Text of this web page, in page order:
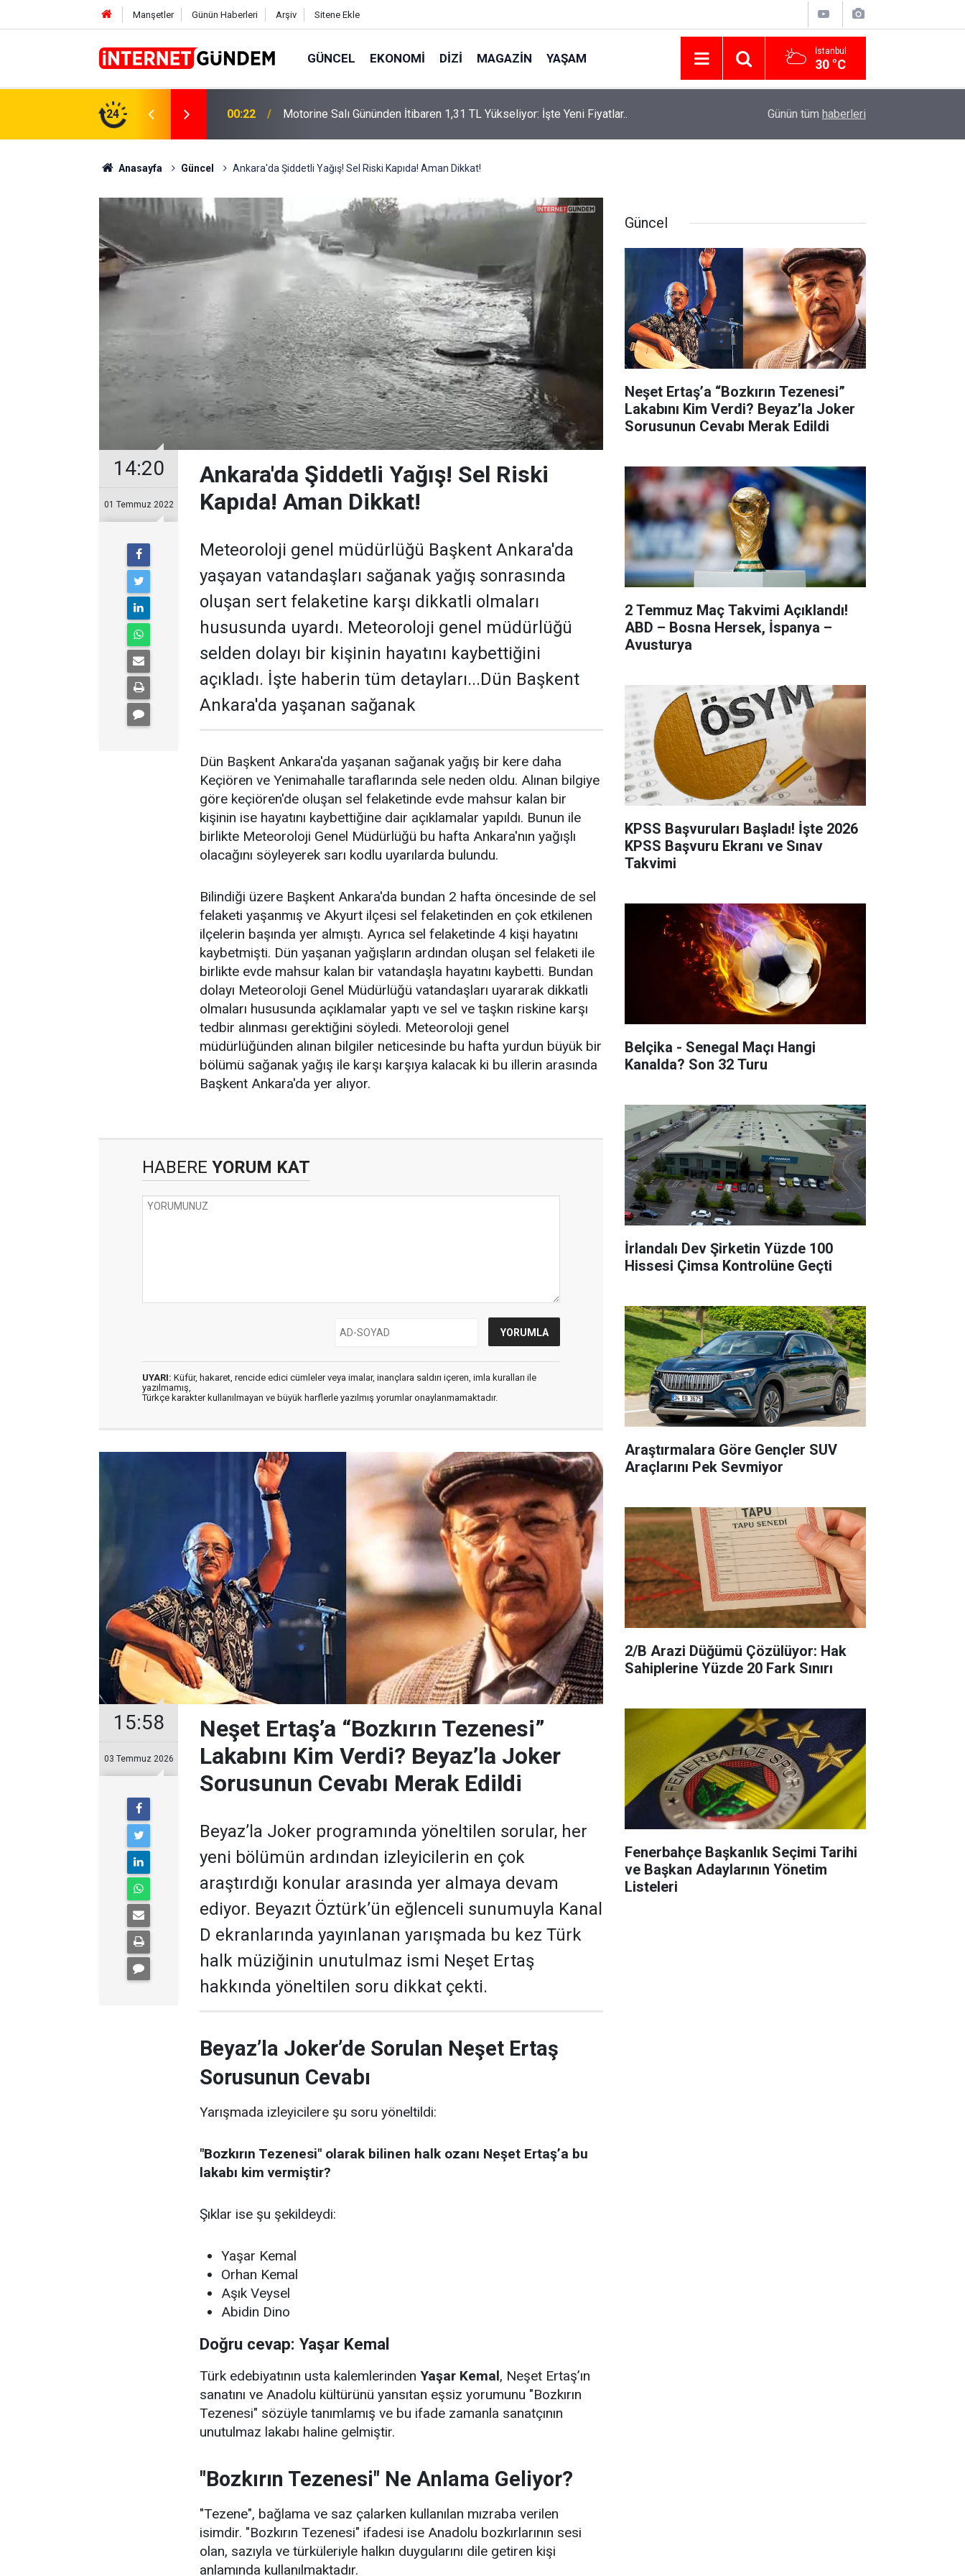
Manşetler Günün Haberleri Arşiv Sitene Ekle
GÜNCEL EKONOMI DIZI MAGAZIN YAŞAM İstanbul
30 °C
24
TL Yükseliyor: İşte Yeni Fiyatlar.. 15:58
Neşet Ertaş’a “Bozkırın Tezenesi” Lakabını Kim Verdi? Beyaz’la Joker
Sorusunun Cevabı Merak Edildi
Günün tüm haberleri
Anasayfa Güncel Ankara'da Şiddetli Yağış! Sel Riski Kapıda! Aman Dikkat!
14:20
01 Temmuz 2022
Ankara'da Şiddetli Yağış! Sel Riski
Kapıda! Aman Dikkat!
Meteoroloji genel müdürlüğü Başkent Ankara'da
yaşayan vatandaşları sağanak yağış sonrasında
oluşan sert felaketine karşı dikkatli olmaları
hususunda uyardı. Meteoroloji genel müdürlüğü
selden dolayı bir kişinin hayatını kaybettiğini
açıkladı. İşte haberin tüm detayları...Dün Başkent
Ankara'da yaşanan sağanak
Dün Başkent Ankara'da yaşanan sağanak yağış bir kere daha
Keçiören ve Yenimahalle taraflarında sele neden oldu. Alınan bilgiye
göre keçiören'de oluşan sel felaketinde evde mahsur kalan bir
kişinin ise hayatını kaybettiğine dair açıklamalar yapıldı. Bunun ile
birlikte Meteoroloji Genel Müdürlüğü bu hafta Ankara'nın yağışlı
olacağını söyleyerek sarı kodlu uyarılarda bulundu.
Bilindiği üzere Başkent Ankara'da bundan 2 hafta öncesinde de sel
felaketi yaşanmış ve Akyurt ilçesi sel felaketinden en çok etkilenen
ilçelerin başında yer almıştı. Ayrıca sel felaketinde 4 kişi hayatını
kaybetmişti. Dün yaşanan yağışların ardından oluşan sel felaketi ile
birlikte evde mahsur kalan bir vatandaşla hayatını kaybetti. Bundan
dolayı Meteoroloji Genel Müdürlüğü vatandaşları uyararak dikkatli
olmaları hususunda açıklamalar yaptı ve sel ve taşkın riskine karşı
tedbir alınması gerektiğini söyledi. Meteoroloji genel
müdürlüğünden alınan bilgiler neticesinde bu hafta yurdun büyük bir
bölümü sağanak yağış ile karşı karşıya kalacak ki bu illerin arasında
Başkent Ankara'da yer alıyor.
HABERE YORUM KAT
UYARI: Küfür, hakaret, rencide edici cümleler veya imalar, inançlara saldırı içeren, imla kuralları ile
yazılmamış,
Türkçe karakter kullanılmayan ve büyük harflerle yazılmış yorumlar onaylanmamaktadır.
15:58
03 Temmuz 2026
Neşet Ertaş’a “Bozkırın Tezenesi”
Lakabını Kim Verdi? Beyaz’la Joker
Sorusunun Cevabı Merak Edildi
Beyaz’la Joker programında yöneltilen sorular, her
yeni bölümün ardından izleyicilerin en çok
araştırdığı konular arasında yer almaya devam
ediyor. Beyazıt Öztürk’ün eğlenceli sunumuyla Kanal
D ekranlarında yayınlanan yarışmada bu kez Türk
halk müziğinin unutulmaz ismi Neşet Ertaş
hakkında yöneltilen soru dikkat çekti.
Beyaz’la Joker’de Sorulan Neşet Ertaş
Sorusunun Cevabı
Yarışmada izleyicilere şu soru yöneltildi:
"Bozkırın Tezenesi" olarak bilinen halk ozanı Neşet Ertaş’a bu
lakabı kim vermiştir?
Şıklar ise şu şekildeydi:
Yaşar Kemal
Orhan Kemal
Aşık Veysel
Abidin Dino
Doğru cevap: Yaşar Kemal
Türk edebiyatının usta kalemlerinden Yaşar Kemal, Neşet Ertaş’ın
sanatını ve Anadolu kültürünü yansıtan eşsiz yorumunu "Bozkırın
Tezenesi" sözüyle tanımlamış ve bu ifade zamanla sanatçının
unutulmaz lakabı haline gelmiştir.
"Bozkırın Tezenesi" Ne Anlama Geliyor?
"Tezene", bağlama ve saz çalarken kullanılan mızraba verilen
isimdir. "Bozkırın Tezenesi" ifadesi ise Anadolu bozkırlarının sesi
olan, sazıyla ve türküleriyle halkın duygularını dile getiren kişi
anlamında kullanılmaktadır.
Güncel
Neşet Ertaş’a “Bozkırın Tezenesi”
Lakabını Kim Verdi? Beyaz’la Joker
Sorusunun Cevabı Merak Edildi
2 Temmuz Maç Takvimi Açıklandı!
ABD – Bosna Hersek, İspanya –
Avusturya
KPSS Başvuruları Başladı! İşte 2026
KPSS Başvuru Ekranı ve Sınav
Takvimi
Belçika - Senegal Maçı Hangi
Kanalda? Son 32 Turu
İrlandalı Dev Şirketin Yüzde 100
Hissesi Çimsa Kontrolüne Geçti
Araştırmalara Göre Gençler SUV
Araçlarını Pek Sevmiyor
2/B Arazi Düğümü Çözülüyor: Hak
Sahiplerine Yüzde 20 Fark Sınırı
Fenerbahçe Başkanlık Seçimi Tarihi
ve Başkan Adaylarının Yönetim
Listeleri